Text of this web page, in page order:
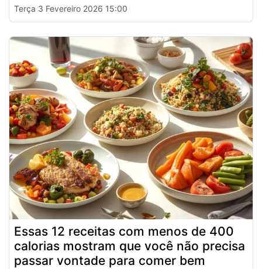
Terça 3 Fevereiro 2026 15:00
Essas 12 receitas com menos de 400
calorias mostram que você não precisa
passar vontade para comer bem